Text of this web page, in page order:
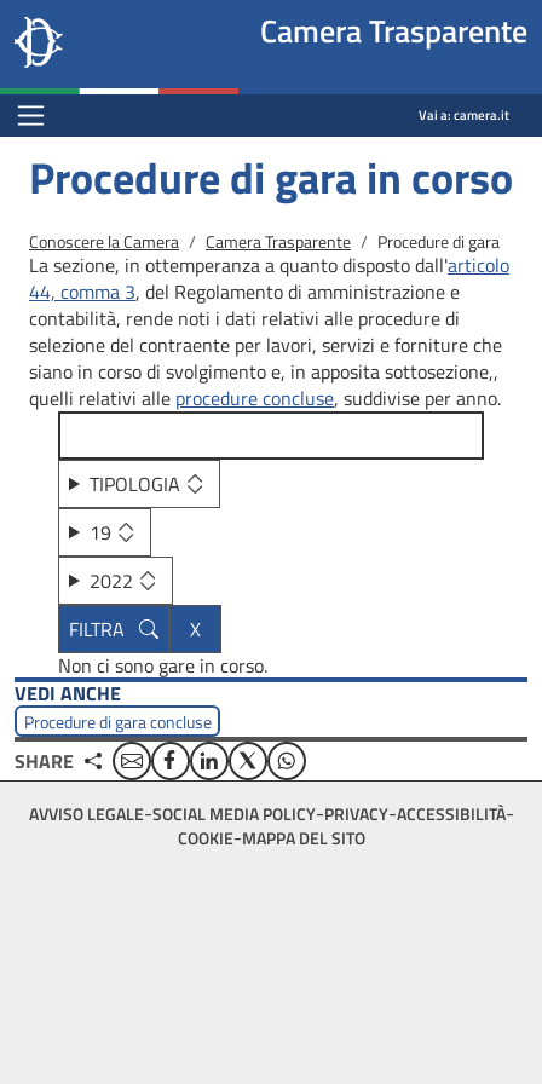
Salta al contenuto principale
Salta al menu di navigazione
Site
header
block
Camera dei deputati
Camera Trasparente
Menu Bar block
Vai a:camera.it
Procedure di gara in corso
Briciole di pane
Conoscere la Camera Camera Trasparente Procedure di gara
La sezione, in ottemperanza a quanto disposto dall'articolo
44, comma 3, del Regolamento di amministrazione e
contabilità, rende noti i dati relativi alle procedure di
selezione del contraente per lavori, servizi e forniture che
siano in corso di svolgimento e, in apposita sottosezione,,
quelli relativi alle procedure concluse, suddivise per anno.
TIPOLOGIA
19
2022
Non ci sono gare in corso.
VEDI ANCHE
Procedure di gara concluse
SHARE EmailFacebookLinkedinTwitterWhatsApp
Footer
bottom
AVVISO LEGALE SOCIAL MEDIA POLICY PRIVACY ACCESSIBILITÀ
COOKIE MAPPA DEL SITO
Fine pagina
Salta al contenuto principale
Salta al menu di navigazione
Vai a inizio pagina